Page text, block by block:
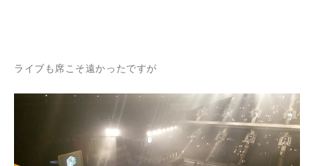
ライブも席こそ遠かったですが